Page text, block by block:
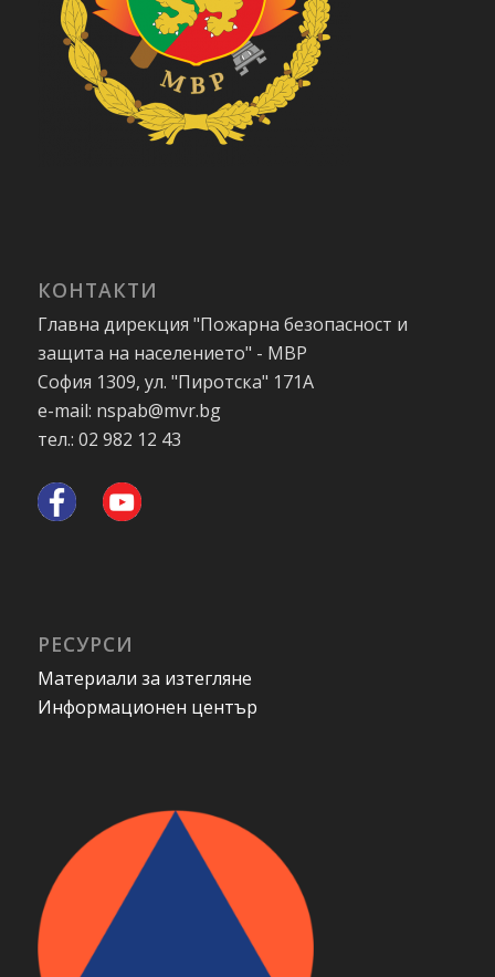
КОНТАКТИ
Главна дирекция "Пожарна безопасност и
защита на населението" - МВР
София 1309, ул. "Пиротска" 171А
e-mail: nspab@mvr.bg
тел.: 02 982 12 43
РЕСУРСИ
Материали за изтегляне
Информационен център